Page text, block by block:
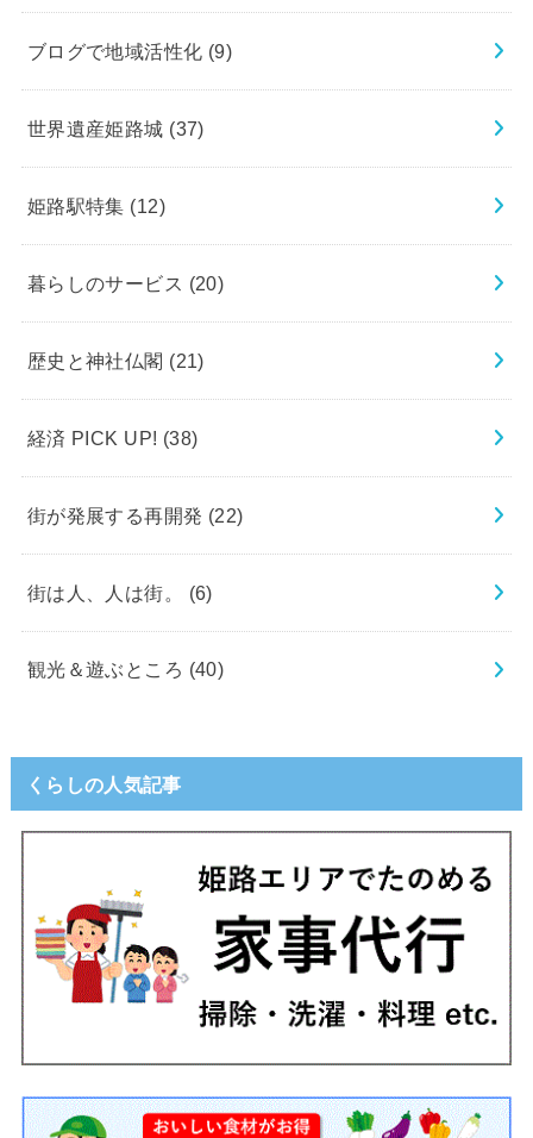
ブログで地域活性化 (9)
世界遺産姫路城 (37)
姫路駅特集 (12)
暮らしのサービス (20)
歴史と神社仏閣 (21)
経済 PICK UP! (38)
街が発展する再開発 (22)
街は人、人は街。 (6)
観光＆遊ぶところ (40)
くらしの人気記事